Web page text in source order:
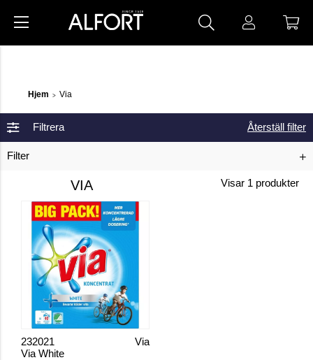
Hjem > Via
Filtrera
Filter
Återställ filter
VIA Visar 1 produkter
Via White
Via
232021